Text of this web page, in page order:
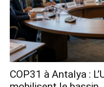
COP31 à Antalya :